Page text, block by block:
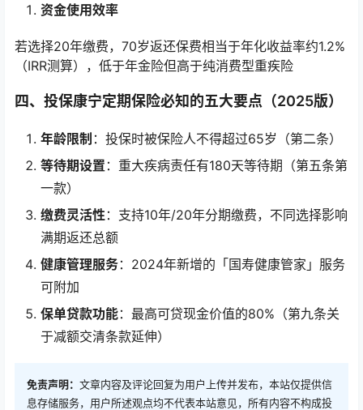
资金使用效率
若选择20年缴费，70岁返还保费相当于年化收益率约1.2%
（IRR测算），低于年金险但高于纯消费型重疾险
四、投保康宁定期保险必知的五大要点（2025版）
年龄限制 ：投保时被保险人不得超过65岁（第二条）
等待期设置 ：重大疾病责任有180天等待期（第五条第
一款）
缴费灵活性 ：支持10年/20年分期缴费，不同选择影响
满期返还总额
健康管理服务：2024年新增的「国寿健康管家」服务
可附加
保单贷款功能：最高可贷现金价值的80%（第九条关
于减额交清条款延伸）
免责声明： 文章内容及评论回复为用户上传并发布，本站仅提供信
息存储服务，用户所述观点均不代表本站意见，所有内容不构成投